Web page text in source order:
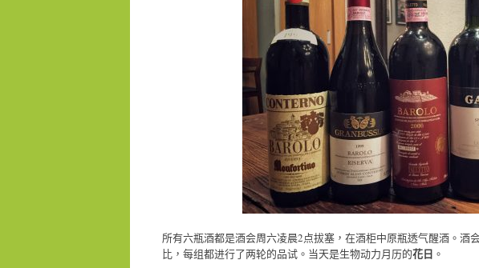
所有六瓶酒都是酒会周六凌晨2点拔塞，在酒柜中原瓶透气醒酒。酒
比，每组都进行了两轮的品试。当天是生物动力月历的花日 。